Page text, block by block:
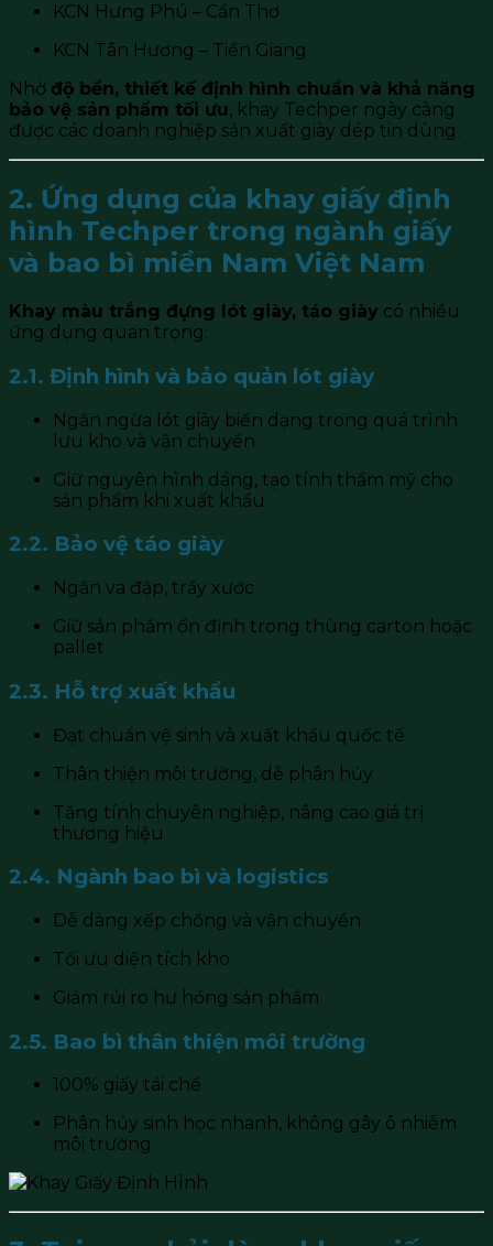
KCN Hưng Phú – Cần Thơ
KCN Tân Hương – Tiền Giang
Nhờ độ bền, thiết kế định hình chuẩn và khả năng
bảo vệ sản phẩm tối ưu, khay Techper ngày càng
được các doanh nghiệp sản xuất giày dép tin dùng.
2. Ứng dụng của khay giấy định
hình Techper trong ngành giấy
và bao bì miền Nam Việt Nam
Khay màu trắng đựng lót giày, táo giày có nhiều
ứng dụng quan trọng:
2.1. Định hình và bảo quản lót giày
Ngăn ngừa lót giày biến dạng trong quá trình
lưu kho và vận chuyển
Giữ nguyên hình dáng, tạo tính thẩm mỹ cho
sản phẩm khi xuất khẩu
2.2. Bảo vệ táo giày
Ngăn va đập, trầy xước
Giữ sản phẩm ổn định trong thùng carton hoặc
pallet
2.3. Hỗ trợ xuất khẩu
Đạt chuẩn vệ sinh và xuất khẩu quốc tế
Thân thiện môi trường, dễ phân hủy
Tăng tính chuyên nghiệp, nâng cao giá trị
thương hiệu
2.4. Ngành bao bì và logistics
Dễ dàng xếp chồng và vận chuyển
Tối ưu diện tích kho
Giảm rủi ro hư hỏng sản phẩm
2.5. Bao bì thân thiện môi trường
100% giấy tái chế
Phân hủy sinh học nhanh, không gây ô nhiễm
môi trường